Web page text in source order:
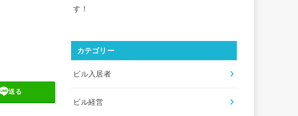
送る
す！
カテゴリー
ビル入居者
ビル経営